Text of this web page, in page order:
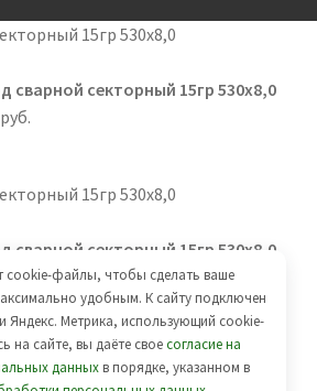
сварной секторный 15гр 530х8,0
руб.
сварной секторный 15гр 530х8,0
cookie-файлы, чтобы сделать ваше
удобным. К cайту подключен
Яндекс. Метрика, использующий cookie-
на сайте, вы даёте своесогласие на
данныхв порядке, указанном в